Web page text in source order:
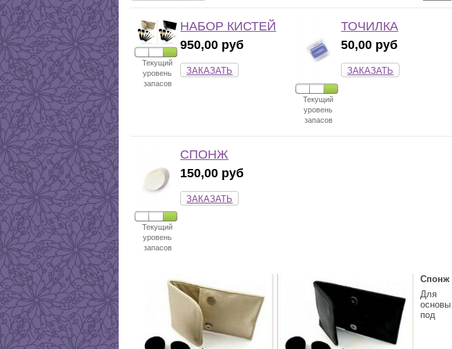
Текущий
уровень
запасов
НАБОР КИСТЕЙ
950,00 руб
ЗАКАЗАТЬ
Текущий
уровень
запасов
ТОЧИЛКА
50,00 руб
ЗАКАЗАТЬ
Текущий
уровень
запасов
СПОНЖ
150,00 руб
ЗАКАЗАТЬ
Спонж
Для
основы
под